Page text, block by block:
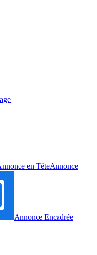
en TêteAnnonce
Annonce Encadrée